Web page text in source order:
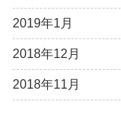
2019年1月
2018年12月
2018年11月